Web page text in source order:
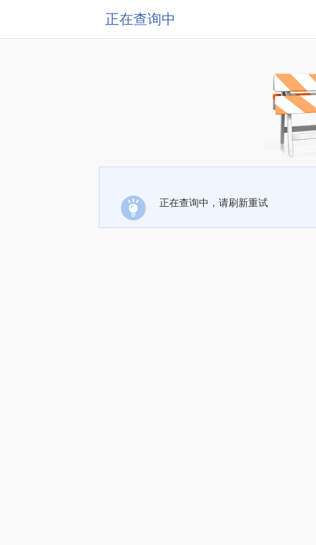
正在查询中
正在查询中，请刷新重试